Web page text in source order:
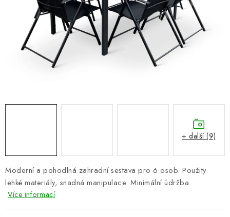
PERGOLY
GRILY
NOVINKY
Nákup na splátky ESSOX
Moderní a pohodlná zahradní sestava pro 6 osob. Použity
lehké materiály, snadná manipulace. Minimální údržba.
Více informací
+ další (9)